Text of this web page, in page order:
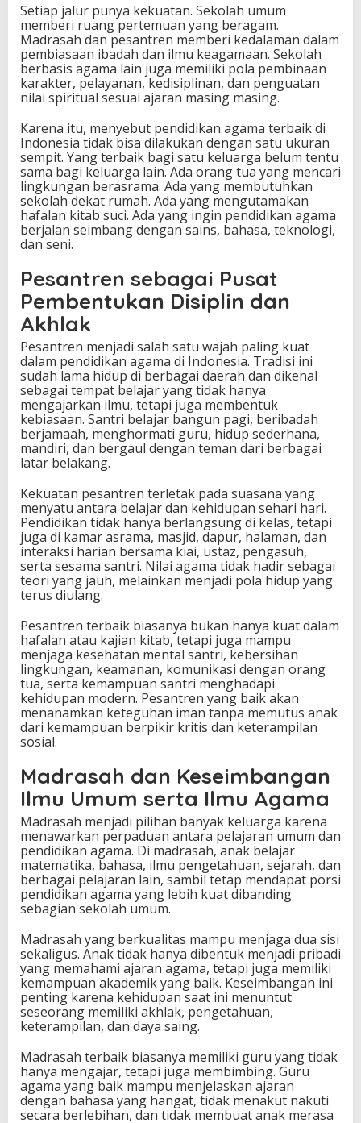
Setiap jalur punya kekuatan. Sekolah umum
memberi ruang pertemuan yang beragam.
Madrasah dan pesantren memberi kedalaman dalam
pembiasaan ibadah dan ilmu keagamaan. Sekolah
berbasis agama lain juga memiliki pola pembinaan
karakter, pelayanan, kedisiplinan, dan penguatan
nilai spiritual sesuai ajaran masing masing.
Karena itu, menyebut pendidikan agama terbaik di
Indonesia tidak bisa dilakukan dengan satu ukuran
sempit. Yang terbaik bagi satu keluarga belum tentu
sama bagi keluarga lain. Ada orang tua yang mencari
lingkungan berasrama. Ada yang membutuhkan
sekolah dekat rumah. Ada yang mengutamakan
hafalan kitab suci. Ada yang ingin pendidikan agama
berjalan seimbang dengan sains, bahasa, teknologi,
dan seni.
Pesantren sebagai Pusat
Pembentukan Disiplin dan
Akhlak
Pesantren menjadi salah satu wajah paling kuat
dalam pendidikan agama di Indonesia. Tradisi ini
sudah lama hidup di berbagai daerah dan dikenal
sebagai tempat belajar yang tidak hanya
mengajarkan ilmu, tetapi juga membentuk
kebiasaan. Santri belajar bangun pagi, beribadah
berjamaah, menghormati guru, hidup sederhana,
mandiri, dan bergaul dengan teman dari berbagai
latar belakang.
Kekuatan pesantren terletak pada suasana yang
menyatu antara belajar dan kehidupan sehari hari.
Pendidikan tidak hanya berlangsung di kelas, tetapi
juga di kamar asrama, masjid, dapur, halaman, dan
interaksi harian bersama kiai, ustaz, pengasuh,
serta sesama santri. Nilai agama tidak hadir sebagai
teori yang jauh, melainkan menjadi pola hidup yang
terus diulang.
Pesantren terbaik biasanya bukan hanya kuat dalam
hafalan atau kajian kitab, tetapi juga mampu
menjaga kesehatan mental santri, kebersihan
lingkungan, keamanan, komunikasi dengan orang
tua, serta kemampuan santri menghadapi
kehidupan modern. Pesantren yang baik akan
menanamkan keteguhan iman tanpa memutus anak
dari kemampuan berpikir kritis dan keterampilan
sosial.
Madrasah dan Keseimbangan
Ilmu Umum serta Ilmu Agama
Madrasah menjadi pilihan banyak keluarga karena
menawarkan perpaduan antara pelajaran umum dan
pendidikan agama. Di madrasah, anak belajar
matematika, bahasa, ilmu pengetahuan, sejarah, dan
berbagai pelajaran lain, sambil tetap mendapat porsi
pendidikan agama yang lebih kuat dibanding
sebagian sekolah umum.
Madrasah yang berkualitas mampu menjaga dua sisi
sekaligus. Anak tidak hanya dibentuk menjadi pribadi
yang memahami ajaran agama, tetapi juga memiliki
kemampuan akademik yang baik. Keseimbangan ini
penting karena kehidupan saat ini menuntut
seseorang memiliki akhlak, pengetahuan,
keterampilan, dan daya saing.
Madrasah terbaik biasanya memiliki guru yang tidak
hanya mengajar, tetapi juga membimbing. Guru
agama yang baik mampu menjelaskan ajaran
dengan bahasa yang hangat, tidak menakut nakuti
secara berlebihan, dan tidak membuat anak merasa